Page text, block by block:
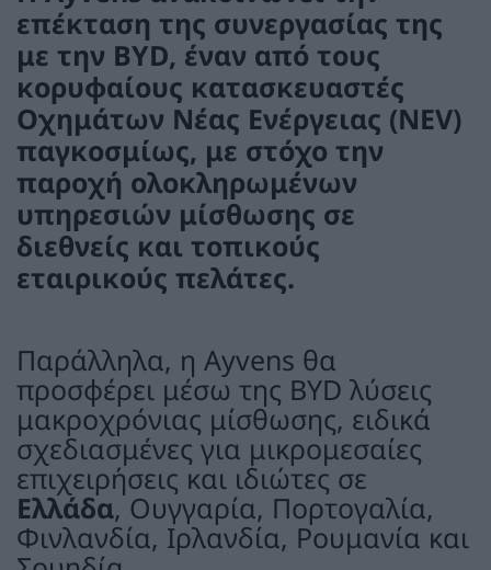
επέκταση της συνεργασίας της
με την BYD, έναν από τους
κορυφαίους κατασκευαστές
Οχημάτων Νέας Ενέργειας (NEV)
παγκοσμίως, με στόχο την
παροχή ολοκληρωμένων
υπηρεσιών μίσθωσης σε
διεθνείς και τοπικούς
εταιρικούς πελάτες.
Παράλληλα, η Ayvens θα
προσφέρει μέσω της BYD λύσεις
μακροχρόνιας μίσθωσης, ειδικά
σχεδιασμένες για μικρομεσαίες
επιχειρήσεις και ιδιώτες σε
Ελλάδα, Ουγγαρία, Πορτογαλία,
Φινλανδία, Ιρλανδία, Ρουμανία και